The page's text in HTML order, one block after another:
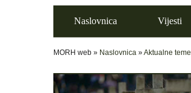
Naslovnica Vijesti
MORH web » Naslovnica »Aktualne teme